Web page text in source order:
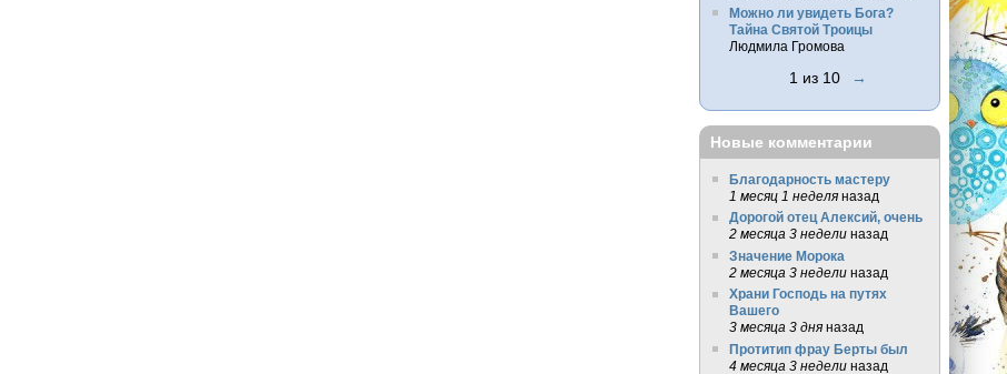
Можно ли увидеть Бога?
Тайна Святой Троицы
Людмила Громова
1 из 10 →
Новые комментарии
Благодарность мастеру
1 месяц 1 неделяназад
Дорогой отец Алексий, очень
2 месяца 3 неделиназад
Значение Морока
2 месяца 3 неделиназад
Храни Господь на путях
Вашего
3 месяца 3 дняназад
Протитип фрау Берты был
4 месяца 3 неделиназад